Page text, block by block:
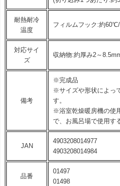
耐熱耐冷
温度
フィルムフック:約
対応サイ
ズ
収納物:約厚み2～
備考
※完成品
※サイズや形状によっ
す。
※浴室乾燥暖房機の使
で、お風呂場で使用す
JAN
4903208014977
4903208014984
品番
01497
01498